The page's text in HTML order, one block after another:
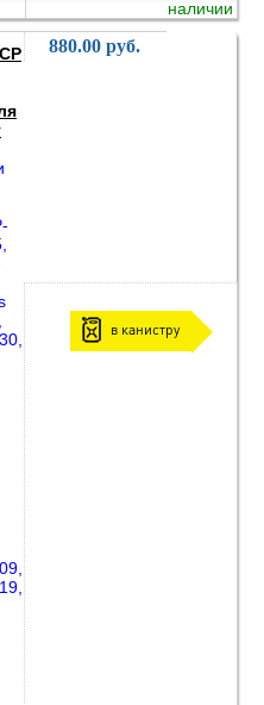
наличии
880.00 руб.
в канистру